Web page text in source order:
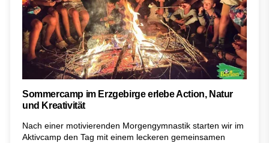
Sommercamp im Erzgebirge erlebe Action, Natur
und Kreativität
Nach einer motivierenden Morgengymnastik starten wir im
Aktivcamp den Tag mit einem leckeren gemeinsamen